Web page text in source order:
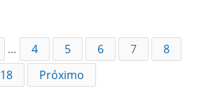
… 4 5 6 7
8
18 Próximo